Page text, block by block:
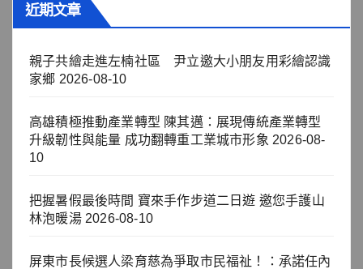
近期文章
親子共繪走進左楠社區 尹立邀大小朋友用彩繪認識
家鄉 2026-08-10
高雄積極推動產業轉型 陳其邁：展現傳統產業轉型
升級韌性與能量 成功翻轉重工業城市形象 2026-08-
10
把握暑假最後時間 寶來手作步道二日遊 邀您手護山
林泡暖湯 2026-08-10
屏東市長候選人梁育慈為爭取市民福祉！：承諾任內